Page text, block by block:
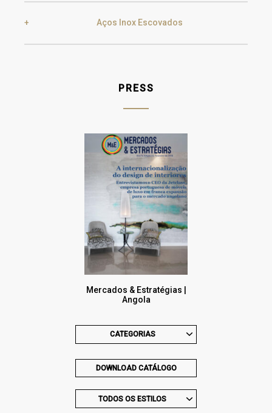
Aços Inox Escovados
Raw
PRESS
Mercados & Estratégias |
Angola
CATEGORIAS
DOWNLOAD CATÁLOGO
TODOS OS ESTILOS